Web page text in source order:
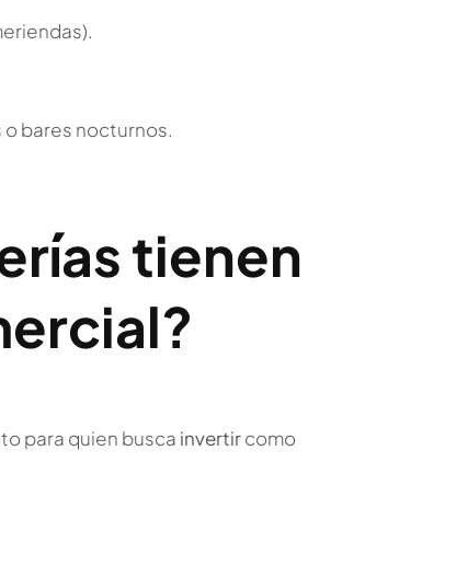
bares nocturnos.
tienen
para quien busca invertircomo